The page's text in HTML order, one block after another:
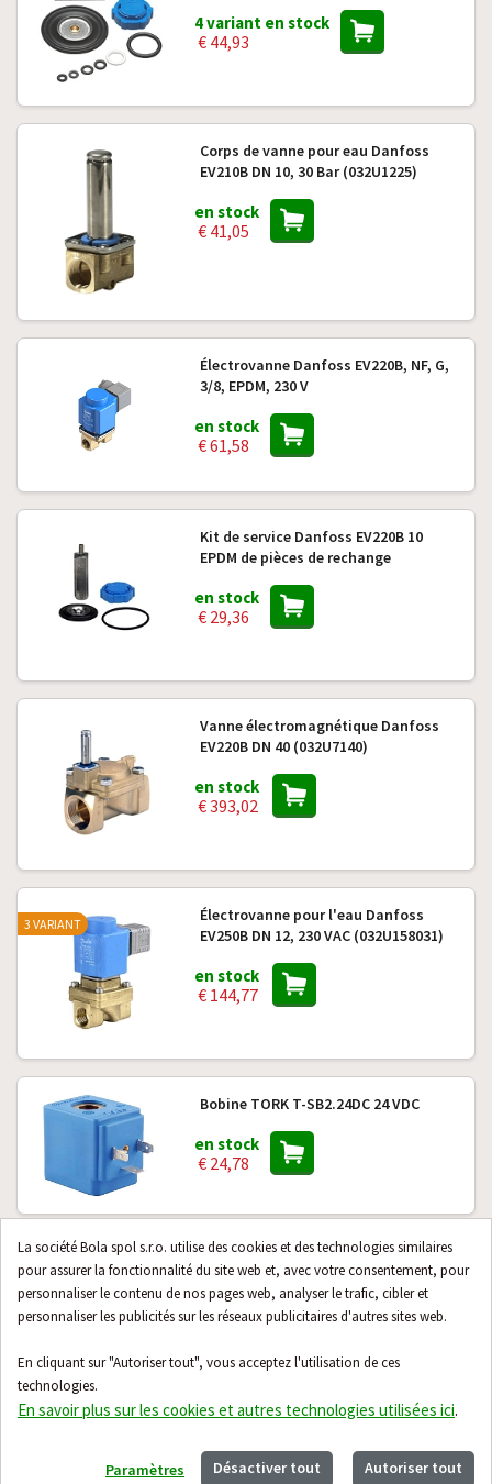
La société Bola spol s.r.o. utilise des cookies et des technologies similaires
pour assurer la fonctionnalité du site web et, avec votre consentement, pour
personnaliser le contenu de nos pages web, analyser le trafic, cibler et
personnaliser les publicités sur les réseaux publicitaires d'autres sites web.
En cliquant sur "Autoriser tout", vous acceptez l'utilisation de ces
technologies.
En savoir plus sur les cookies et autres technologies utilisées ici.
Paramètres Désactiver tout Autoriser tout
4 variant en stock
€ 44,93
Corps de vanne pour eau Danfoss
EV210B DN 10, 30 Bar (032U1225)
en stock
€ 41,05
Électrovanne Danfoss EV220B, NF, G,
3/8, EPDM, 230 V
en stock
€ 61,58
Kit de service Danfoss EV220B 10
EPDM de pièces de rechange
en stock
€ 29,36
Vanne électromagnétique Danfoss
EV220B DN 40 (032U7140)
en stock
€ 393,02
Électrovanne pour l'eau Danfoss
EV250B DN 12, 230 VAC (032U158031)
en stock
€ 144,77
3 VARIANT
Bobine TORK T-SB2.24DC 24 VDC
en stock
€ 24,78
Électrovanne à commande
pneumatique Tork S9510 DN15
en stock